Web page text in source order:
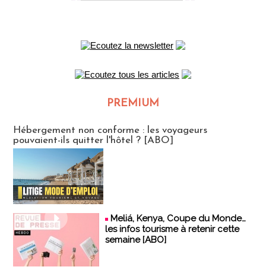
PREMIUM
Hébergement non conforme : les voyageurs
pouvaient-ils quitter l'hôtel ? [ABO]
Meliá, Kenya, Coupe du Monde…
les infos tourisme à retenir cette
semaine [ABO]